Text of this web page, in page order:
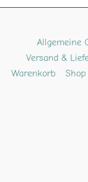
Allgemeine
Versand &
Warenkorb
Shop